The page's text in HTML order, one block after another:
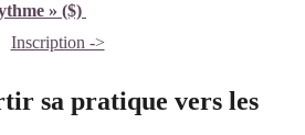
» ($)
Inscription ->
sa pratique vers les